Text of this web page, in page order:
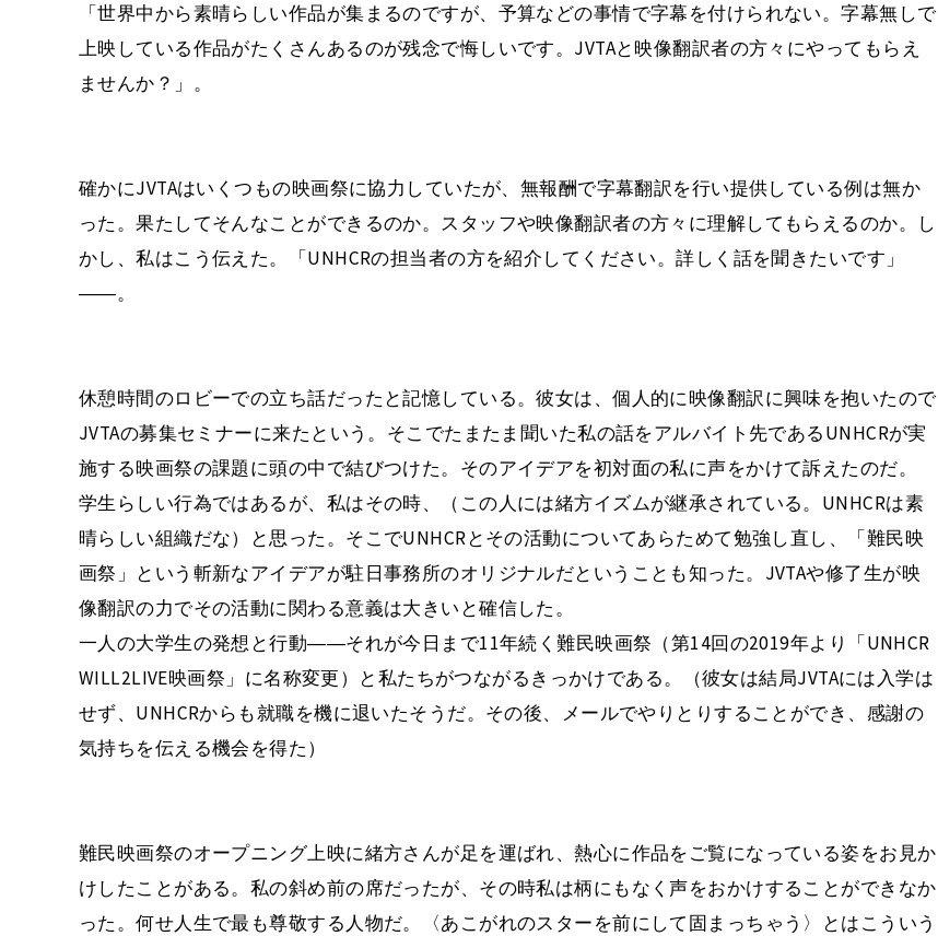
「世界中から素晴らしい作品が集まるのですが、予算などの事情で字幕を付けられない。字幕無しで
上映している作品がたくさんあるのが残念で悔しいです。JVTAと映像翻訳者の方々にやってもらえ
ませんか？」。
確かにJVTAはいくつもの映画祭に協力していたが、無報酬で字幕翻訳を行い提供している例は無か
った。果たしてそんなことができるのか。スタッフや映像翻訳者の方々に理解してもらえるのか。し
かし、私はこう伝えた。「UNHCRの担当者の方を紹介してください。詳しく話を聞きたいです」
――。
休憩時間のロビーでの立ち話だったと記憶している。彼女は、個人的に映像翻訳に興味を抱いたので
JVTAの募集セミナーに来たという。そこでたまたま聞いた私の話をアルバイト先であるUNHCRが実
施する映画祭の課題に頭の中で結びつけた。そのアイデアを初対面の私に声をかけて訴えたのだ。
学生らしい行為ではあるが、私はその時、（この人には緒方イズムが継承されている。UNHCRは素
晴らしい組織だな）と思った。そこでUNHCRとその活動についてあらためて勉強し直し、「難民映
画祭」という斬新なアイデアが駐日事務所のオリジナルだということも知った。JVTAや修了生が映
像翻訳の力でその活動に関わる意義は大きいと確信した。
一人の大学生の発想と行動――それが今日まで11年続く難民映画祭（第14回の2019年より「UNHCR
WILL2LIVE映画祭」に名称変更）と私たちがつながるきっかけである。（彼女は結局JVTAには入学は
せず、UNHCRからも就職を機に退いたそうだ。その後、メールでやりとりすることができ、感謝の
気持ちを伝える機会を得た）
難民映画祭のオープニング上映に緒方さんが足を運ばれ、熱心に作品をご覧になっている姿をお見か
けしたことがある。私の斜め前の席だったが、その時私は柄にもなく声をおかけすることができなか
った。何せ人生で最も尊敬する人物だ。〈あこがれのスターを前にして固まっちゃう〉とはこういう